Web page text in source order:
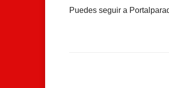
Puedes seguir a